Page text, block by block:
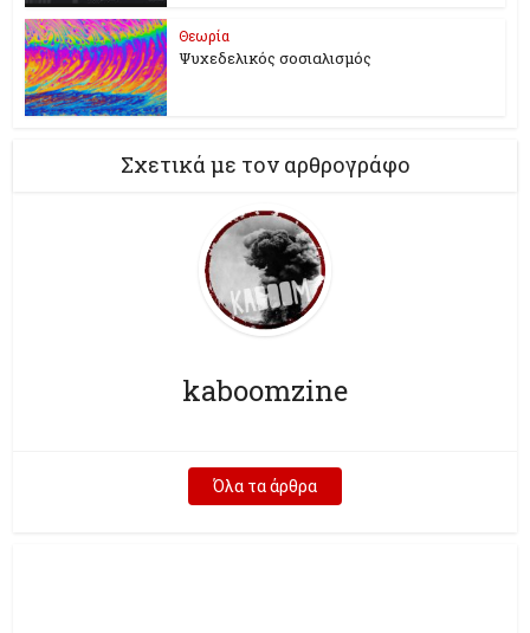
Θεωρία
Ψυχεδελικός σοσιαλισμός
Σχετικά με τον αρθρογράφο
kaboomzine
Όλα τα άρθρα